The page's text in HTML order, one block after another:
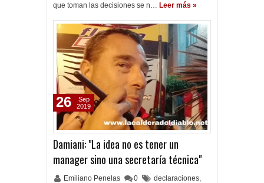
que toman las decisiones se n… Leer más »
Damiani: "La idea no es tener un
manager sino una secretaría técnica"
Emiliano Penelas 0 declaraciones,
26
Sep
2019